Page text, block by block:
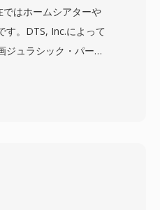
ではホームシアターや
す。DTS, Inc.によって
ジュラシック・パーク
たこの技術は、通常
ベルのダイナミクスを